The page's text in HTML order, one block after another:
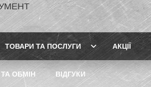
ТОВАРИ ТА ПОСЛУГИ АКЦІЇ
ОБМІН ВІДГУКИ